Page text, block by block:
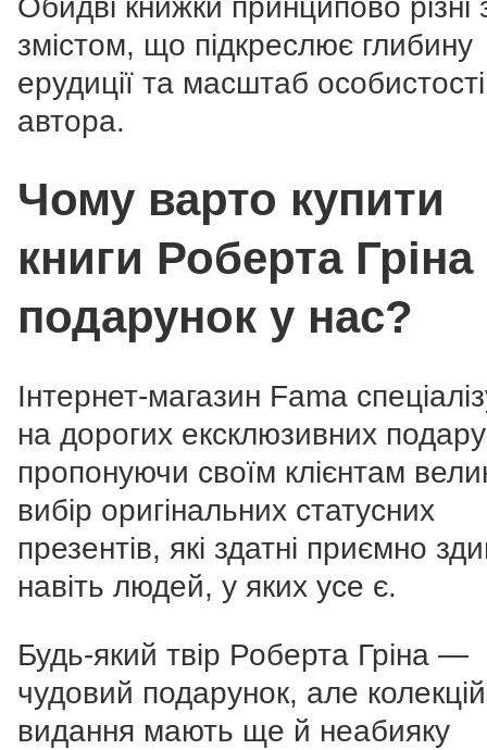
Обидві книжки принципово різні
змістом, що підкреслює глибину
ерудиції та масштаб особистості
автора.
Чому варто купити
книги Роберта Гріна
подарунок у нас?
Інтернет-магазин Fama
на дорогих ексклюзивних
пропонуючи своїм клієнтам
вибір оригінальних статусних
презентів, які здатні приємно
навіть людей, у яких усе є.
Будь-який твір Роберта Гріна —
чудовий подарунок, але
видання мають ще й неабияку